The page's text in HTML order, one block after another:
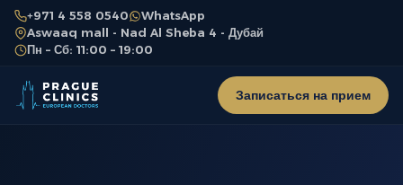
+971 4 558 0540
WhatsApp
Aswaaq mall - Nad Al Sheba 4 - Дубай
Пн – Сб: 11:00 – 19:00
Записаться на прием